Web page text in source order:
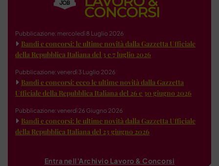
Pubblicazione: mercoledì 8 Luglio 2026
Bandi e concorsi: le ultime novità dalla Gazzetta Ufficiale
della Repubblica Italiana del 3 e 7 luglio 2026
Pubblicazione: venerdì 3 Luglio 2026
Bandi e concorsi: ecco le ultime novità dalla Gazzetta
Ufficiale della Repubblica Italiana del 26 e 30 giugno 2026
Pubblicazione: venerdì 26 Giugno 2026
Bandi e concorsi: le ultime novità dalla Gazzetta Ufficiale
della Repubblica Italiana del 23 giugno 2026
Entra nell'Archivio Lavoro & Concorsi